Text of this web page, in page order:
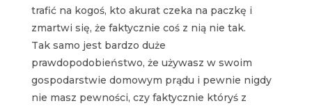
trafić na kogoś, kto akurat czeka na paczkę i
zmartwi się, że faktycznie coś z nią nie tak.
Tak samo jest bardzo duże
prawdopodobieństwo, że używasz w swoim
gospodarstwie domowym prądu i pewnie nigdy
nie masz pewności, czy faktycznie któryś z